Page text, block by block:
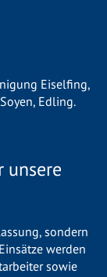
Eiselfing,
Soyen, Edling.
unsere
sondern
werden
sowie